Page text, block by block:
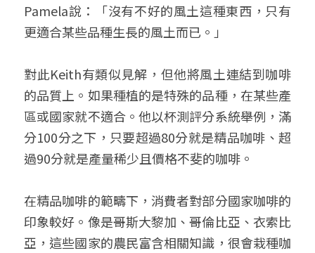
Pamela說：「沒有不好的風土這種東西，只有
更適合某些品種生長的風土而已。」
對此Keith有類似見解，但他將風土連結到咖啡
的品質上。如果種植的是特殊的品種，在某些產
區或國家就不適合。他以杯測評分系統舉例，滿
分100分之下，只要超過80分就是精品咖啡、超
過90分就是產量稀少且價格不斐的咖啡。
在精品咖啡的範疇下，消費者對部分國家咖啡的
印象較好。像是哥斯大黎加、哥倫比亞、衣索比
亞，這些國家的農民富含相關知識，很會栽種咖